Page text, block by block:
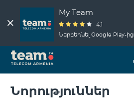
My Team
4.1
Ներբեռնել Google Play-ից
Նորություններ